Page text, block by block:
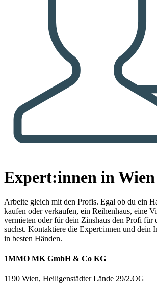
Expert:innen in Wien
Arbeite gleich mit den Profis. Egal ob du ein
kaufen oder verkaufen, ein Reihenhaus, eine
vermieten oder für dein Zinshaus den Profi für
suchst. Kontaktiere die Expert:innen und dein
in besten Händen.
1MMO MK GmbH & Co KG
1190 Wien, Heiligenstädter Lände 29/2.OG